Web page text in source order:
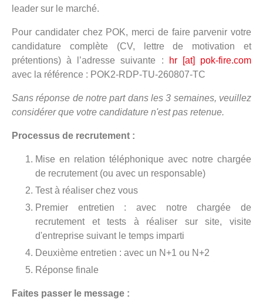
leader sur le marché.
Pour candidater chez POK, merci de faire parvenir votre
candidature complète (CV, lettre de motivation et
prétentions) à l’adresse suivante :
hr [at] pok-fire.com
avec la référence : POK2-RDP-TU-260807-TC
Sans réponse de notre part dans les 3 semaines, veuillez
considérer que votre candidature n'est pas retenue.
Processus de recrutement :
Mise en relation téléphonique avec notre chargée
de recrutement (ou avec un responsable)
Test à réaliser chez vous
Premier entretien : avec notre chargée de
recrutement et tests à réaliser sur site, visite
d'entreprise suivant le temps imparti
Deuxième entretien : avec un N+1 ou N+2
Réponse finale
Faites passer le message :